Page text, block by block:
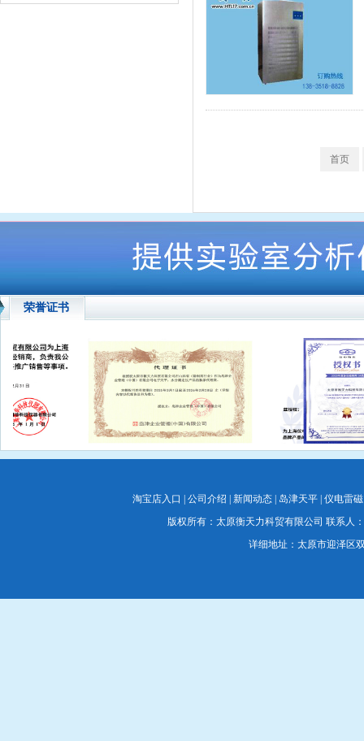
首页
荣誉证书
淘宝店入口 公司介绍 新闻动态| 岛津天平| 仪电雷磁
版权所有：太原衡天力科贸有限公司 联系人：
详细地址：太原市迎泽区